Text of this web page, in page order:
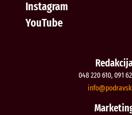
Instagram
YouTube
048 220 610, 091
@ofni